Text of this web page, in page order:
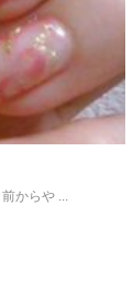
からや ...